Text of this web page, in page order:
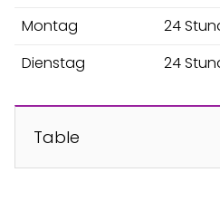
Montag
24
Dienstag
24
Table